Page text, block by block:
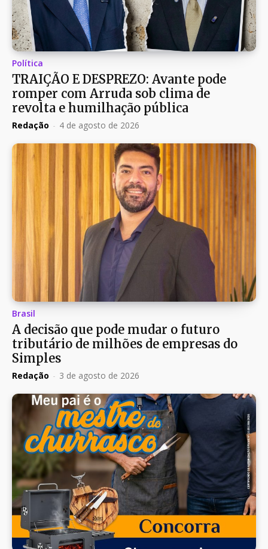
Política
TRAIÇÃO E DESPREZO: Avante pode
romper com Arruda sob clima de
revolta e humilhação pública
Redação - 4 de agosto de 2026
Brasil
A decisão que pode mudar o futuro
tributário de milhões de empresas do
Simples
Redação - 3 de agosto de 2026